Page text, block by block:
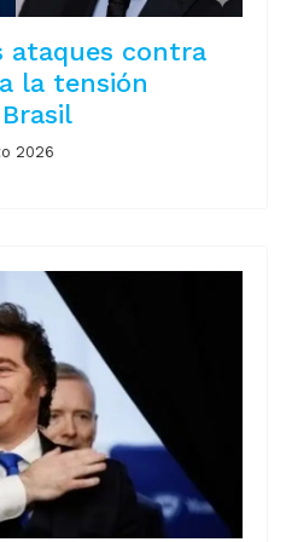
ataques contra
la tensión
2026